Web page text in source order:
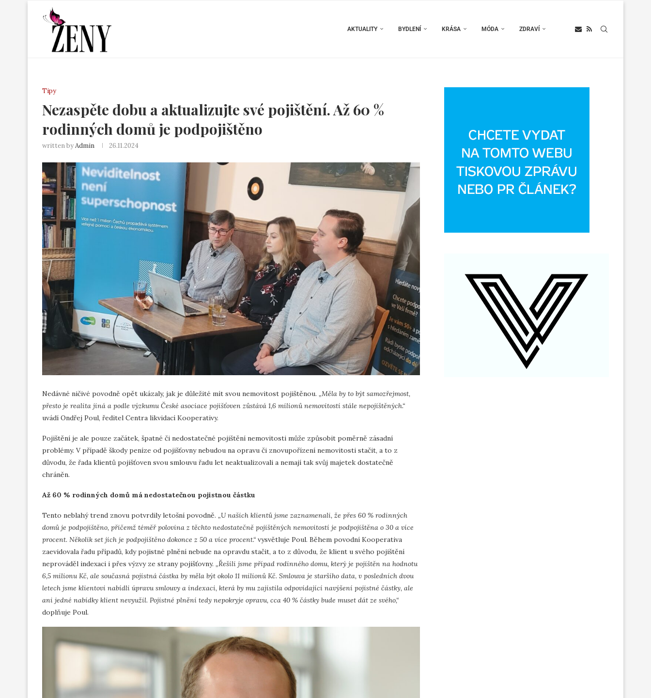
AKTUALITY BYDLENÍ KRÁSA MÓDA ZDRAVÍ
Tipy
Nezaspěte dobu a aktualizujte své pojištění. Až 60 %
rodinných domů je podpojištěno
written byAdmin 26.11.2024
Nedávné ničivé povodně opět ukázaly, jak je důležité mít svou nemovitost pojištěnou. „Měla by to být samozřejmost,
přesto je realita jiná a podle výzkumu České asociace pojišťoven zůstává 1,6 milionů nemovitostí stále nepojištěných.“
uvádí Ondřej Poul, ředitel Centra likvidací Kooperativy.
Pojištění je ale pouze začátek, špatné či nedostatečné pojištění nemovitosti může způsobit poměrně zásadní
problémy. V případě škody peníze od pojišťovny nebudou na opravu či znovupořízení nemovitosti stačit, a to z
důvodu, že řada klientů pojišťoven svou smlouvu řadu let neaktualizovali a nemají tak svůj majetek dostatečně
chráněn.
Až 60 % rodinných domů má nedostatečnou pojistnou částku
Tento neblahý trend znovu potvrdily letošní povodně. „U našich klientů jsme zaznamenali, že přes 60 % rodinných
domů je podpojištěno, přičemž téměř polovina z těchto nedostatečně pojištěných nemovitostí je podpojištěna o 30 a více
procent. Několik set jich je podpojištěno dokonce z 50 a více procent.“ vysvětluje Poul. Během povodní Kooperativa
zaevidovala řadu případů, kdy pojistné plnění nebude na opravdu stačit, a to z důvodu, že klient u svého pojištění
neprováděl indexaci i přes výzvy ze strany pojišťovny. „Řešili jsme případ rodinného domu, který je pojištěn na hodnotu
6,5 milionu Kč, ale současná pojistná částka by měla být okolo 11 milionů Kč. Smlouva je staršího data, v posledních dvou
letech jsme klientovi nabídli úpravu smlouvy a indexaci, která by mu zajistila odpovídající navýšení pojistné částky, ale
ani jedné nabídky klient nevyužil. Pojistné plnění tedy nepokryje opravu, cca 40 % částky bude muset dát ze svého,“
doplňuje Poul.